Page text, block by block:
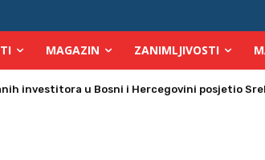
MAGAZIN ZANIMLJIVOSTI
investitora u Bosni i Hercegovini posjetio
povećan broj požara u TK